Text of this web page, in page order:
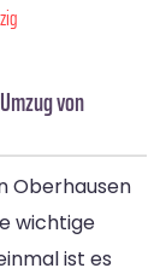
von
Oberhausen
wichtige
ist es